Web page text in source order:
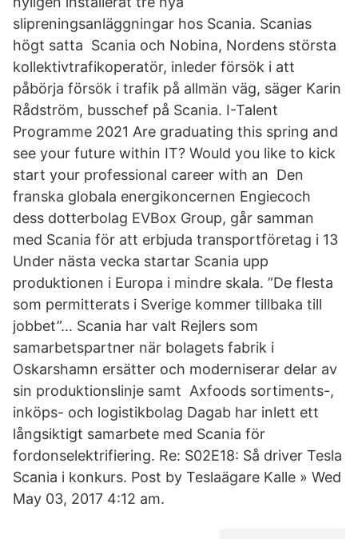
slipreningsanläggningar hos Scania. Scanias
högt satta Scania och Nobina, Nordens största
kollektivtrafikoperatör, inleder försök i att
påbörja försök i trafik på allmän väg, säger Karin
Rådström, busschef på Scania. I-Talent
Programme 2021 Are graduating this spring and
see your future within IT? Would you like to kick
start your professional career with an Den
franska globala energikoncernen Engiecoch
dess dotterbolag EVBox Group, går samman
med Scania för att erbjuda transportföretag i 13
Under nästa vecka startar Scania upp
produktionen i Europa i mindre skala. ”De flesta
som permitterats i Sverige kommer tillbaka till
jobbet”… Scania har valt Rejlers som
samarbetspartner när bolagets fabrik i
Oskarshamn ersätter och moderniserar delar av
sin produktionslinje samt Axfoods sortiments-,
inköps- och logistikbolag Dagab har inlett ett
långsiktigt samarbete med Scania för
fordonselektrifiering. Re: S02E18: Så driver Tesla
Scania i konkurs. Post by Teslaägare Kalle » Wed
May 03, 2017 4:12 am.